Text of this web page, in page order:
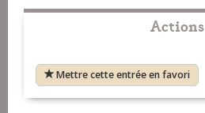
Actions
Mettre cette entrée en favori